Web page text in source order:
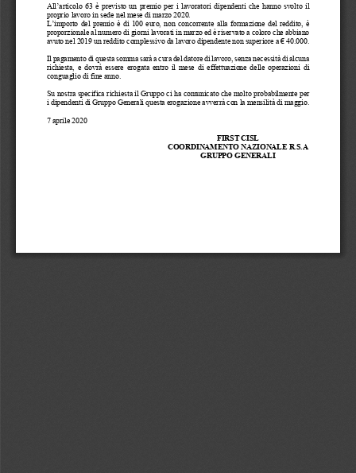
All’articolo 63 è previsto un premio per i lavoratori dipendenti che hanno svolto il
proprio lavoro in sede nel mese di marzo 2020.
L’importo del premio è di 100 euro, non concorrente alla formazione del reddito, è
proporzionale al numero di giorni lavorati in marzo ed è riservato a coloro che abbiano
avuto nel 2019 un reddito complessivo da lavoro dipendente non superiore a € 40.000.
Il pagamento di questa somma sarà a cura del datore di lavoro, senza necessità di alcuna
richiesta, e dovrà essere erogata entro il mese di effettuazione delle operazioni di
conguaglio di fine anno.
Su nostra specifica richiesta il Gruppo ci ha comunicato che molto probabilmente per
i dipendenti di Gruppo Generali questa erogazione avverrà con la mensilità di maggio.
7 aprile 2020
FIRST CISL
COORDINAMENTO NAZIONALE R.S.A
GRUPPO GENERALI